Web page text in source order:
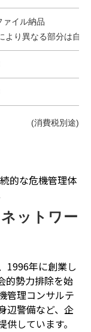
ァイル納品
より異なる部分は自
(消費税別途)
的な危機管理体
ットワー
1996年に創業し
的勢力排除を始
管理コンサルテ
辺警備など、企
しています。